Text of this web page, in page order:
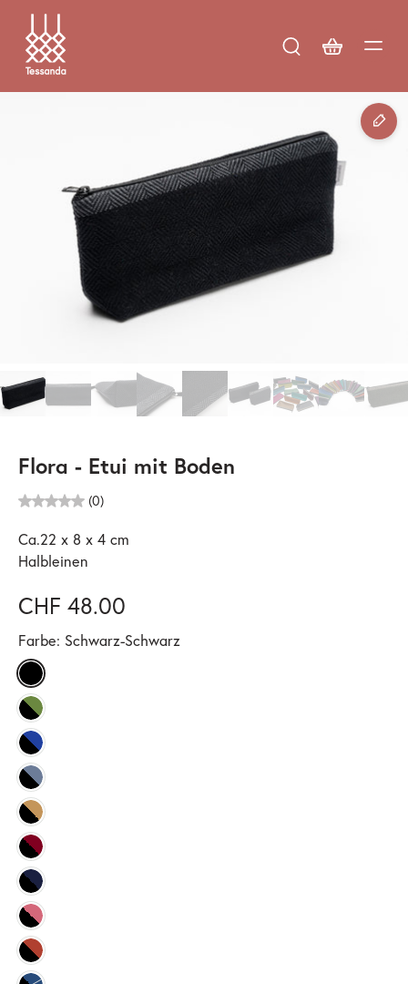
Flora - Etui mit Boden
(0)
Ca.22 x 8 x 4 cm
Halbleinen
CHF 48.00
Farbe: Schwarz-Schwarz